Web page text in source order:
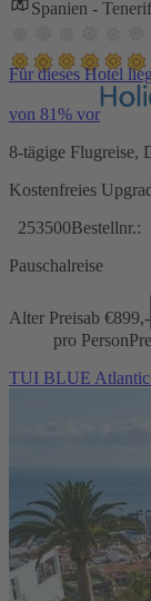
Spanien -
Für dieses Hotel
von 81% vor
8-tägige Flugreise,
Kostenfreies
253500Bestellnr.:
Pauschalreise
Alter Preisab €899,-
pro Person
TUI BLUE